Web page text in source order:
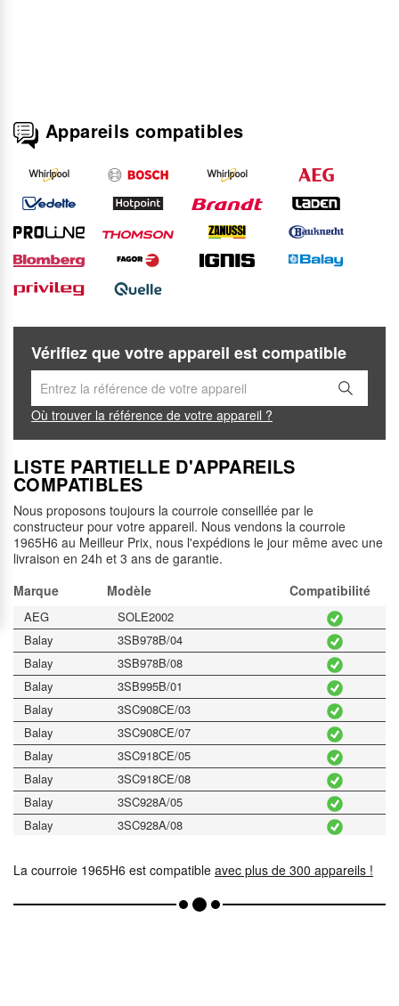
Appareils compatibles
Vérifiez que votre appareil est compatible
Où trouver la référence de votre appareil ?
LISTE PARTIELLE D'APPAREILS
COMPATIBLES
Nous proposons toujours la courroie conseillée par le
constructeur pour votre appareil. Nous vendons la courroie
1965H6 au Meilleur Prix, nous l'expédions le jour même avec une
livraison en 24h et 3 ans de garantie.
Marque
Modèle Compatibilité
AEG
SOLE2002
Balay
3SB978B/04
Balay
3SB978B/08
Balay
3SB995B/01
Balay
3SC908CE/03
Balay
3SC908CE/07
Balay
3SC918CE/05
Balay
3SC918CE/08
Balay
3SC928A/05
Balay
3SC928A/08
Balay
3SC930A/05
3SC938CE/03
La courroie 1965H6 est compatible avec plus de 300 appareils !